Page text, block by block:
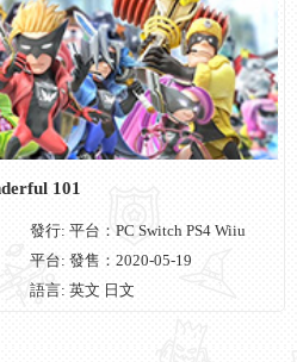
101
發行: 平台：PC Switch PS4 Wiiu
平台: 發售：2020-05-19
語言: 英文 日文